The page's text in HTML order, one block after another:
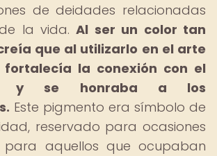
de deidades relacionadas
la vida.Al ser un color tan
que al utilizarlo en el arte
fortalecía la conexión con el
y se honraba a los
Este pigmento era símbolo de
reservado para ocasiones
para aquellos que ocupaban